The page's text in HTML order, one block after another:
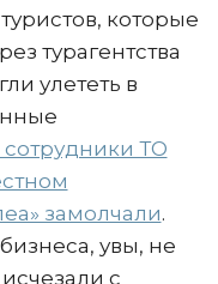
которые
турагентства
улететь в
сотрудники ТО
замолчали.
увы, не
с